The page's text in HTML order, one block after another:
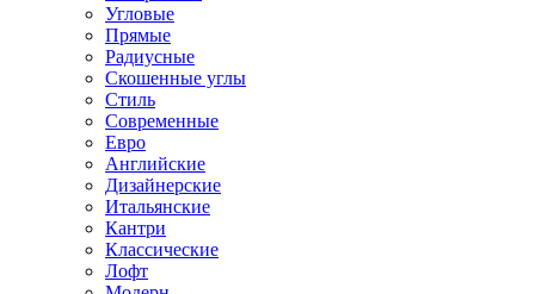
Угловые
Прямые
Радиусные
Скошенные углы
Стиль
Современные
Евро
Английские
Дизайнерские
Итальянские
Кантри
Классические
Лофт